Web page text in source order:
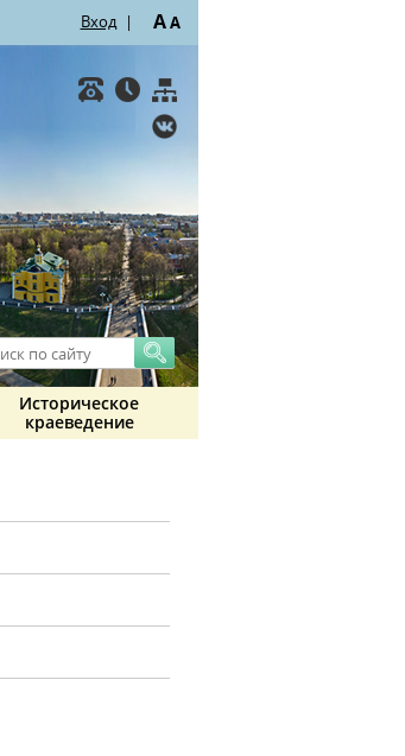
Вход | AA
Историческое
краеведение